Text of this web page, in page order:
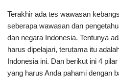
Terakhir ada tes wawasan
seberapa wawasan dan
dan negara Indonesia. Tentunya
harus dipelajari, terutama itu
Indonesia ini. Dan berikut ini 4
yang harus Anda pahami dengan